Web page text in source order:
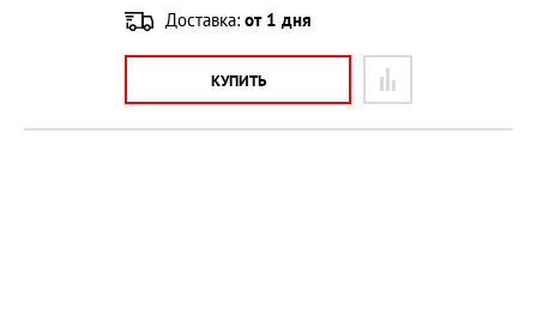
Доставка: от 1 дня
КУПИТЬ